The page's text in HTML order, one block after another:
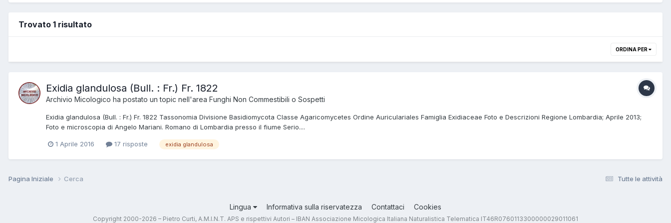
Trovato 1 risultato
ORDINA PER
Exidia glandulosa (Bull. : Fr.) Fr. 1822
Archivio Micologico ha postato un topic nell'area Funghi Non Commestibili o Sospetti
Exidia glandulosa (Bull. : Fr.) Fr. 1822 Tassonomia Divisione Basidiomycota Classe Agaricomycetes Ordine Auriculariales Famiglia Exidiaceae Foto e Descrizioni Regione Lombardia; Aprile 2013;
Foto e microscopia di Angelo Mariani. Romano di Lombardia presso il fiume Serio....
1 Aprile 2016 17 risposte exidia glandulosa
Tutte le attività
Pagina Iniziale Cerca
Lingua Informativa sulla riservatezza Contattaci Cookies
Copyright 2000-2026 – Pietro Curti, A.M.I.N.T. APS e rispettivi Autori – IBAN Associazione Micologica Italiana Naturalistica Telematica IT46R0760113300000029011061